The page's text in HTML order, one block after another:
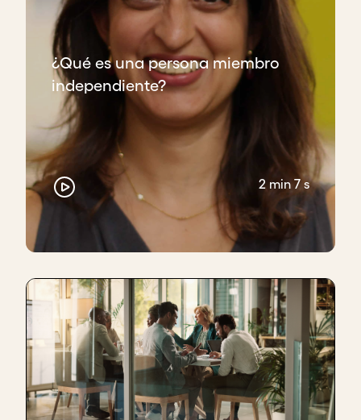
¿Qué es una persona miembro
independiente?
2 min 7 s